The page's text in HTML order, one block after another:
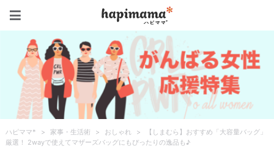
ハピママ* > 家事・生活術 > おしゃれ >
【しまむら】おすすめ「大容量バッグ」
厳選！ 2wayで使えてマザーズバッグにもぴったりの逸品も♪